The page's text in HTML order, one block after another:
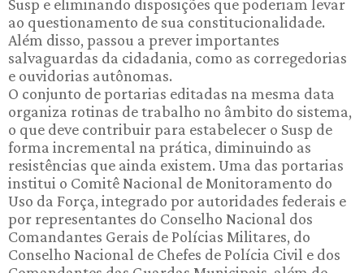
Susp e eliminando disposições que poderiam levar
ao questionamento de sua constitucionalidade.
Além disso, passou a prever importantes
salvaguardas da cidadania, como as corregedorias
e ouvidorias autônomas.
O conjunto de portarias editadas na mesma data
organiza rotinas de trabalho no âmbito do sistema,
o que deve contribuir para estabelecer o Susp de
forma incremental na prática, diminuindo as
resistências que ainda existem. Uma das portarias
institui o Comitê Nacional de Monitoramento do
Uso da Força, integrado por autoridades federais e
por representantes do Conselho Nacional dos
Comandantes Gerais de Polícias Militares, do
Conselho Nacional de Chefes de Polícia Civil e dos